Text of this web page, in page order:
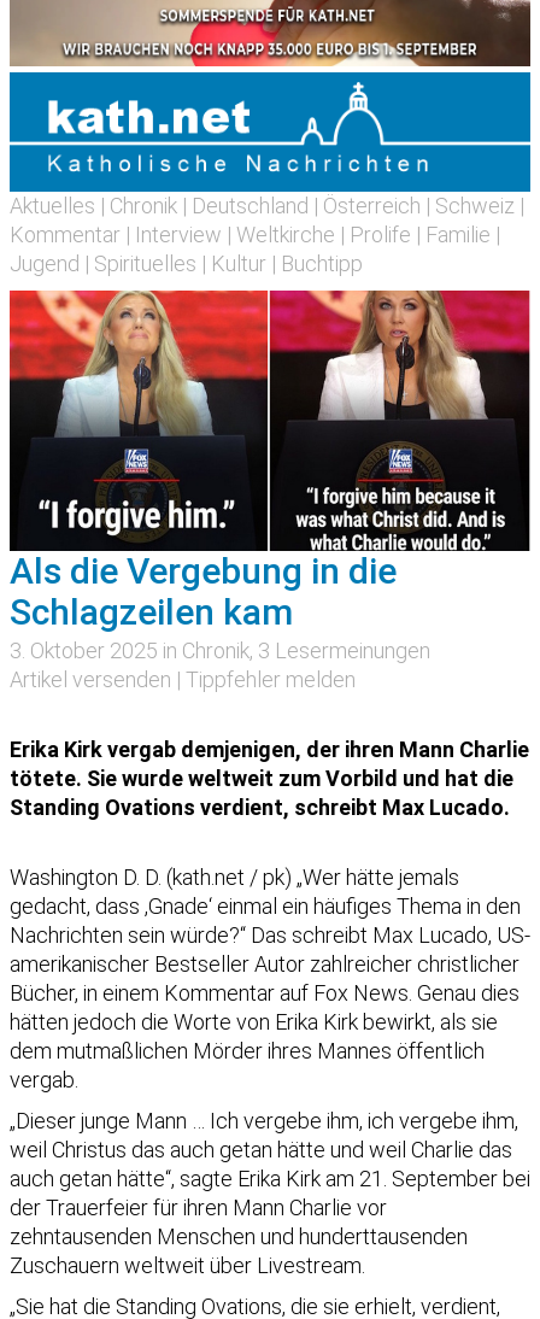
Aktuelles | Chronik | Deutschland | Österreich | Schweiz |
Kommentar | Interview | Weltkirche | Prolife | Familie |
Jugend | Spirituelles | Kultur | Buchtipp
Als die Vergebung in die
Schlagzeilen kam
3. Oktober 2025 in Chronik, 3 Lesermeinungen
Artikel versenden | Tippfehler melden
Erika Kirk vergab demjenigen, der ihren Mann Charlie
tötete. Sie wurde weltweit zum Vorbild und hat die
Standing Ovations verdient, schreibt Max Lucado.
Washington D. D. (kath.net / pk) „Wer hätte jemals
gedacht, dass ,Gnade‘ einmal ein häufiges Thema in den
Nachrichten sein würde?“ Das schreibt Max Lucado, US-
amerikanischer Bestseller Autor zahlreicher christlicher
Bücher, in einem Kommentar auf Fox News. Genau dies
hätten jedoch die Worte von Erika Kirk bewirkt, als sie
dem mutmaßlichen Mörder ihres Mannes öffentlich
vergab.
„Dieser junge Mann … Ich vergebe ihm, ich vergebe ihm,
weil Christus das auch getan hätte und weil Charlie das
auch getan hätte“, sagte Erika Kirk am 21. September bei
der Trauerfeier für ihren Mann Charlie vor
zehntausenden Menschen und hunderttausenden
Zuschauern weltweit über Livestream.
„Sie hat die Standing Ovations, die sie erhielt, verdient,